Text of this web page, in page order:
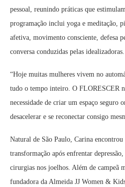
pessoal, reunindo práticas que
programação inclui yoga e meditação,
afetiva, movimento consciente, defesa
conversa conduzidas pelas idealizadoras.
“Hoje muitas mulheres vivem no
tudo o tempo inteiro. O FLORESCER
necessidade de criar um espaço seguro
desacelerar e se reconectar consigo
Natural de São Paulo, Carina
transformação após enfrentar
cirurgias nos joelhos. Além de campeã
fundadora da Almeida JJ Women &